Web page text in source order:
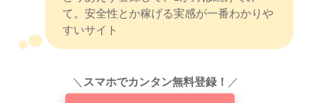
て。安全性とか稼げる実感が一番わかりや
すいサイト
＼ スマホでカンタン無料登録！ ／